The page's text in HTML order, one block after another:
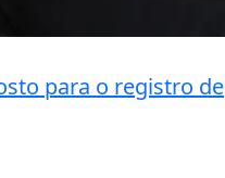
para o registro de